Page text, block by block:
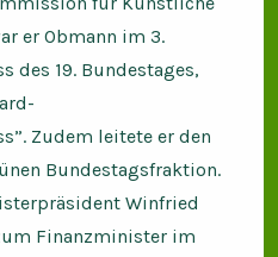
er Obmann im 3.
des 19. Bundestages,
Zudem leitete er den
Bundestagsfraktion.
Winfried
Finanzminister im